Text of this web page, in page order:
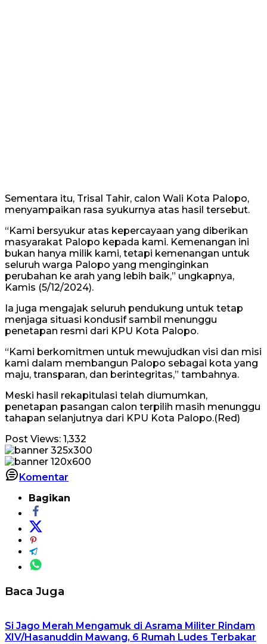
Sementara itu, Trisal Tahir, calon Wali Kota Palopo,
menyampaikan rasa syukurnya atas hasil tersebut.
“Kami bersyukur atas kepercayaan yang diberikan
masyarakat Palopo kepada kami. Kemenangan ini
bukan hanya milik kami, tetapi kemenangan untuk
seluruh warga Palopo yang menginginkan
perubahan ke arah yang lebih baik,” ungkapnya,
Kamis (5/12/2024).
Ia juga mengajak seluruh pendukung untuk tetap
menjaga situasi kondusif sambil menunggu
penetapan resmi dari KPU Kota Palopo.
“Kami berkomitmen untuk mewujudkan visi dan misi
kami dalam membangun Palopo sebagai kota yang
maju, transparan, dan berintegritas,” tambahnya.
Meski hasil rekapitulasi telah diumumkan,
penetapan pasangan calon terpilih masih menunggu
tahapan selanjutnya dari KPU Kota Palopo.(Red)
Post Views: 1,332
Komentar
Bagikan
Baca Juga
Si Jago Merah Mengamuk di Asrama Militer Rindam
XIV/Hasanuddin Mawang, 6 Rumah Ludes Terbakar